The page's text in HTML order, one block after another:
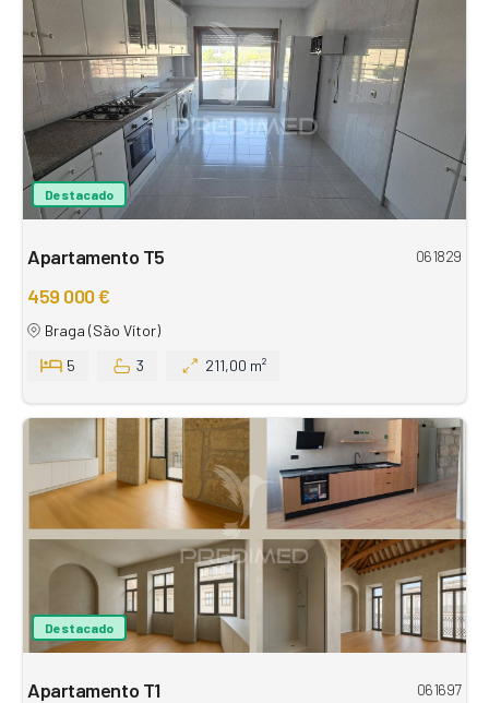
Destacado
Apartamento T5 061829
459 000 €
Braga (São Vítor)
5
3 211,00 m²
Destacado
Apartamento T1 061697